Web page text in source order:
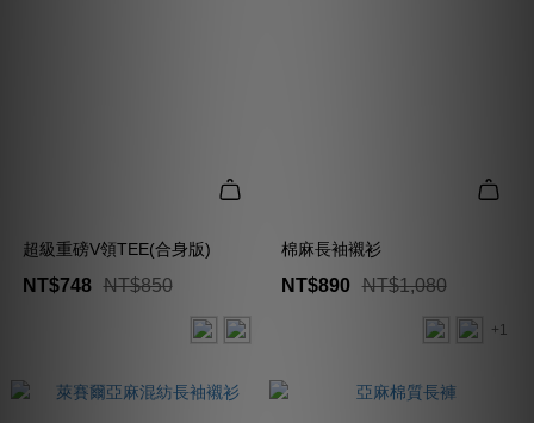
超級重磅V領TEE(合身版)
NT$748 NT$850
棉麻長袖襯衫
NT$890 NT$1,080
+1